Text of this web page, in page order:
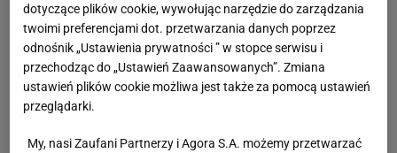
dotyczące plików cookie, wywołując narzędzie do zarządzania
twoimi preferencjami dot. przetwarzania danych poprzez
odnośnik „Ustawienia prywatności ” w stopce serwisu i
przechodząc do „Ustawień Zaawansowanych”. Zmiana
ustawień plików cookie możliwa jest także za pomocą ustawień
przeglądarki.
My, nasi Zaufani Partnerzy i Agora S.A. możemy przetwarzać